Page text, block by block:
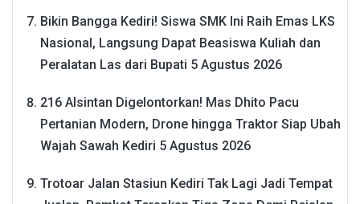
Bikin Bangga Kediri! Siswa SMK Ini Raih Emas LKS
Nasional, Langsung Dapat Beasiswa Kuliah dan
Peralatan Las dari Bupati 5 Agustus 2026
216 Alsintan Digelontorkan! Mas Dhito Pacu
Pertanian Modern, Drone hingga Traktor Siap Ubah
Wajah Sawah Kediri 5 Agustus 2026
Trotoar Jalan Stasiun Kediri Tak Lagi Jadi Tempat